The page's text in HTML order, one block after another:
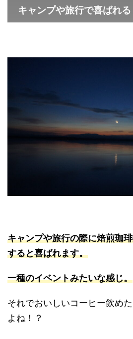
キャンプや旅行で喜ばれる
キャンプや旅行の際に焙煎珈
すると喜ばれます。
一種のイベントみたいな感じ。
それでおいしいコーヒー飲め
よね！？